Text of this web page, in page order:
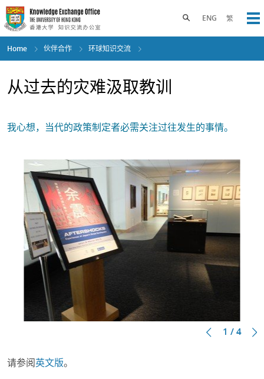
Skip
to
main
content
ENG 繁
Toggle search panel
Home 伙伴合作 环球知识交流
从过去的灾难汲取教训
我心想，当代的政策制定者必需关注过往发生的事情。
1 / 4
请参阅 英文版。